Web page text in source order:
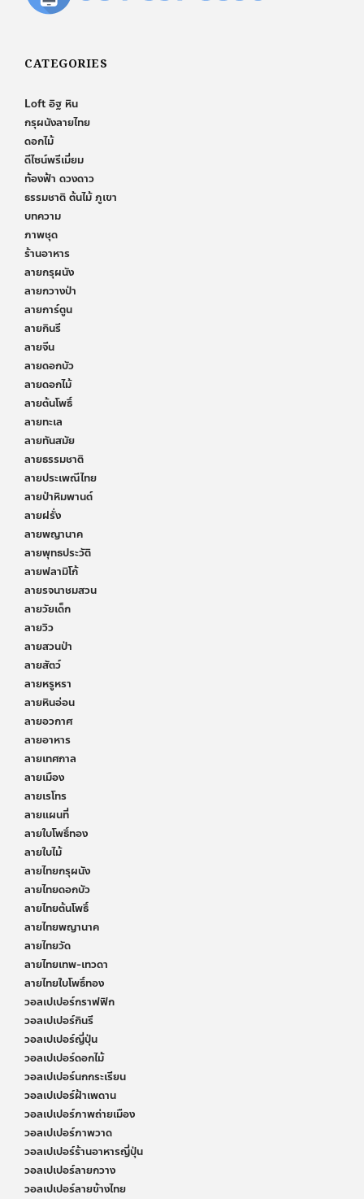
CATEGORIES
Loft อิฐ หิน
กรุผนังลายไทย
ดอกไม้
ดีไซน์พรีเมี่ยม
ท้องฟ้า ดวงดาว
ธรรมชาติ ต้นไม้ ภูเขา
บทความ
ภาพชุด
ร้านอาหาร
ลายกรุผนัง
ลายกวางป่า
ลายการ์ตูน
ลายกินรี
ลายจีน
ลายดอกบัว
ลายดอกไม้
ลายต้นโพธิ์
ลายทะเล
ลายทันสมัย
ลายธรรมชาติ
ลายประเพณีไทย
ลายป่าหิมพานต์
ลายฝรั่ง
ลายพญานาค
ลายพุทธประวัติ
ลายฟลามิโก้
ลายรจนาชมสวน
ลายวัยเด็ก
ลายวิว
ลายสวนป่า
ลายสัตว์
ลายหรูหรา
ลายหินอ่อน
ลายอวกาศ
ลายอาหาร
ลายเทศกาล
ลายเมือง
ลายเรโทร
ลายแผนที่
ลายใบโพธิ์ทอง
ลายใบไม้
ลายไทยกรุผนัง
ลายไทยดอกบัว
ลายไทยต้นโพธิ์
ลายไทยพญานาค
ลายไทยวัด
ลายไทยเทพ-เทวดา
ลายไทยใบโพธิ์ทอง
วอลเปเปอร์กราฟฟิก
วอลเปเปอร์กินรี
วอลเปเปอร์ญี่ปุ่น
วอลเปเปอร์ดอกไม้
วอลเปเปอร์นกกระเรียน
วอลเปเปอร์ฝ้าเพดาน
วอลเปเปอร์ภาพถ่ายเมือง
วอลเปเปอร์ภาพวาด
วอลเปเปอร์ร้านอาหารญี่ปุ่น
วอลเปเปอร์ลายกวาง
วอลเปเปอร์ลายข้างไทย